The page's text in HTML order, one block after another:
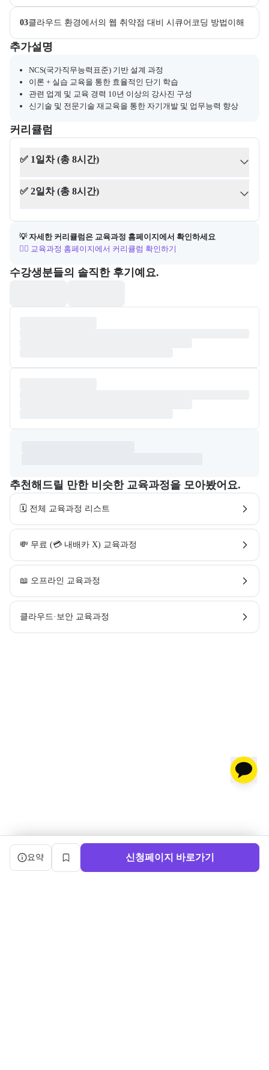
03클라우드 환경에서의 웹 취약점 대비 시큐어코딩 방법이해
추가설명
부트캠프와 관련된 추가 안내 및 참고 사항을 제공한다.
NCS(국가직무능력표준) 기반 설계 과정
이론 + 실습 교육을 통한 효율적인 단기 학습
관련 업계 및 교육 경력 10년 이상의 강사진 구성
신기술 및 전문기술 재교육을 통한 자기개발 및 업무능력 향상
커리큘럼
교육과정의 커리큘럼 정보를 안내한다.
커리큘럼
✅ 1일차 (총 8시간)
✅ 2일차 (총 8시간)
💡 자세한 커리큘럼은 교육과정 홈페이지에서 확인하세요
👉🏻 교육과정 홈페이지에서 커리큘럼 확인하기
포폴&후기
수강생분들의 솔직한 후기예요.
추천해드릴 만한 비슷한 교육과정을 모아봤어요.
🗓️ 전체 교육과정 리스트
💸 무료 (💳 내배카 X) 교육과정
📖 오프라인 교육과정
클라우드·보안 교육과정
캠프 요약 정보와 상세 도우미, 북마크, 신청 버튼을 제공한다.
요약
북마크 신청페이지 바로가기